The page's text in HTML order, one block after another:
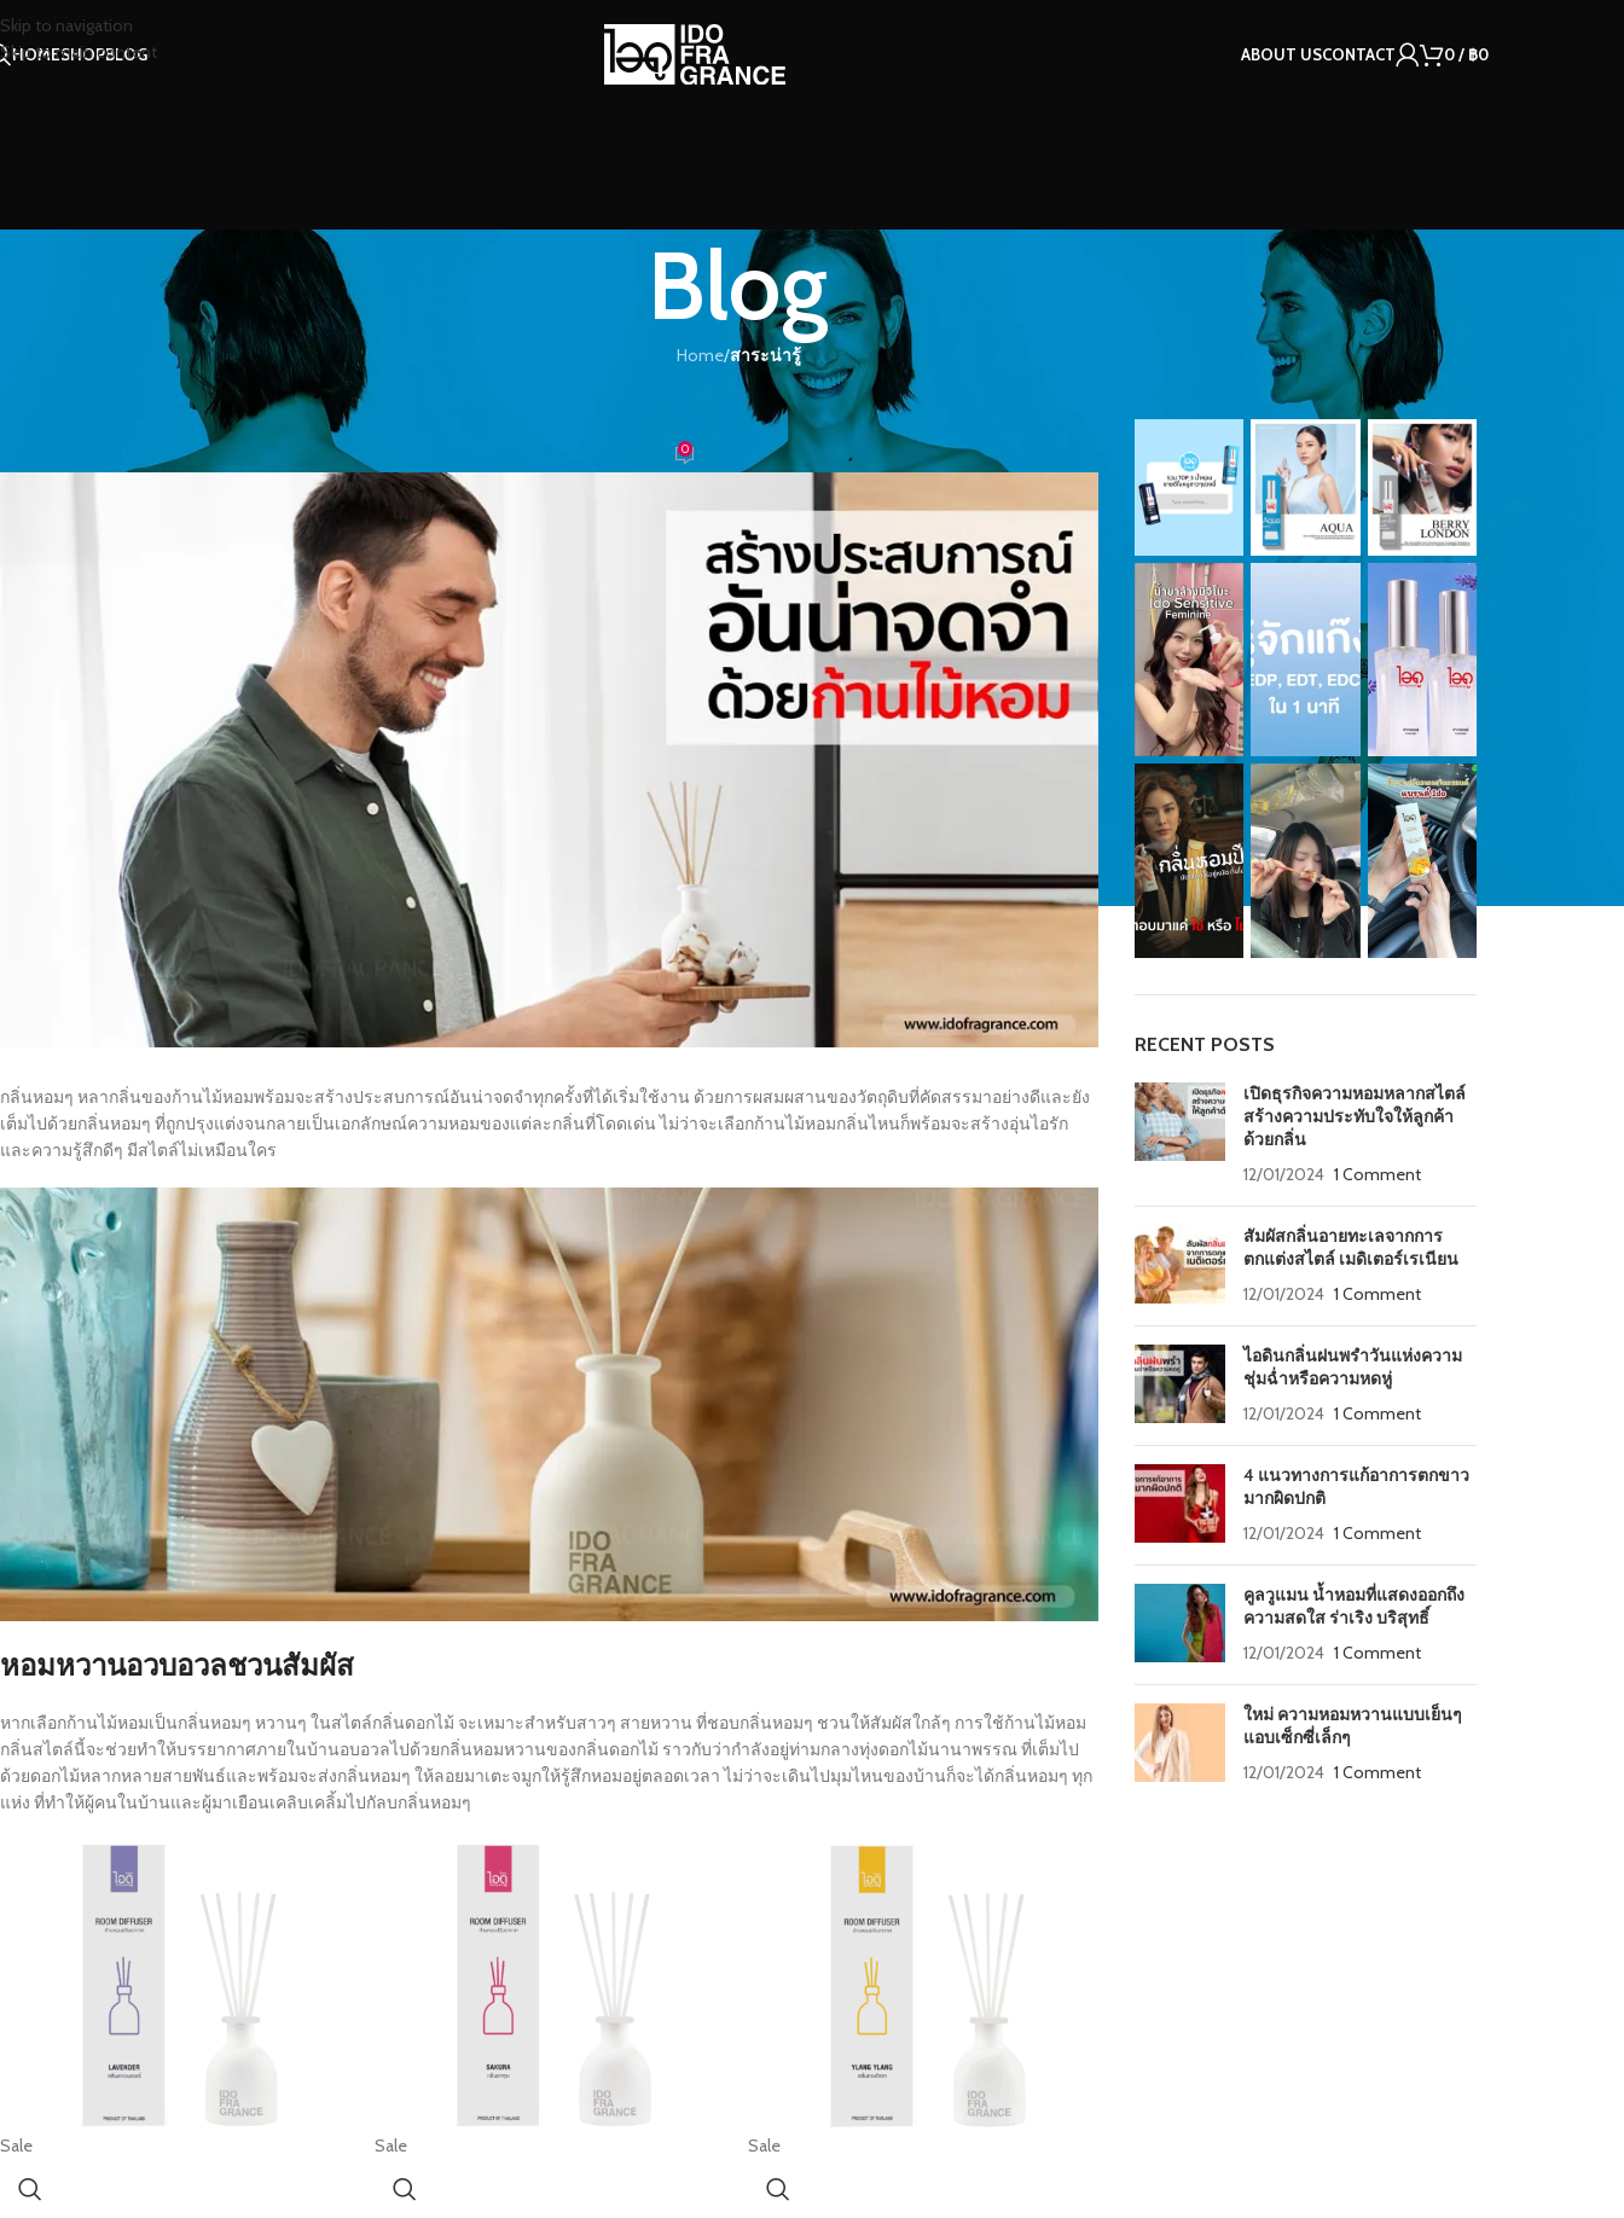
Skip to navigation
Skip to main content
HOMESHOPBLOG ABOUT USCONTACT 0/ ฿0
Blog
Home/สาระน่ารู้
สร้างประสบการณ์อันน่าจดจำด้วยก้านไม้หอม
0
กลิ่นหอมๆ หลากลิ่นของก้านไม้หอมพร้อมจะสร้างประสบการณ์อันน่าจดจำทุกครั้งที่ได้เริ่มใช้งาน ด้วยการผสมผสานของวัตถุดิบที่คัดสรรมาอย่างดีและยัง
เต็มไปด้วยกลิ่นหอมๆ ที่ถูกปรุงแต่งจนกลายเป็นเอกลักษณ์ความหอมของแต่ละกลิ่นที่โดดเด่น ไม่ว่าจะเลือกก้านไม้หอมกลิ่นไหนก็พร้อมจะสร้างอุ่นไอรัก
และความรู้สึกดีๆ มีสไตล์ไม่เหมือนใคร
หอมหวานอวบอวลชวนสัมผัส
หากเลือกก้านไม้หอมเป็นกลิ่นหอมๆ หวานๆ ในสไตล์กลิ่นดอกไม้ จะเหมาะสำหรับสาวๆ สายหวาน ที่ชอบกลิ่นหอมๆ ชวนให้สัมผัสใกล้ๆ การใช้ก้านไม้หอม
กลิ่นสไตล์นี้จะช่วยทำให้บรรยากาศภายในบ้านอบอวลไปด้วยกลิ่นหอมหวานของกลิ่นดอกไม้ ราวกับว่ากำลังอยู่ท่ามกลางทุ่งดอกไม้นานาพรรณ ที่เต็มไป
ด้วยดอกไม้หลากหลายสายพันธ์และพร้อมจะส่งกลิ่นหอมๆ ให้ลอยมาเตะจมูกให้รู้สึกหอมอยู่ตลอดเวลา ไม่ว่าจะเดินไปมุมไหนของบ้านก็จะได้กลิ่นหอมๆ ทุก
แห่ง ที่ทำให้ผู้คนในบ้านและผู้มาเยือนเคลิบเคลิ้มไปกัลบกลิ่นหอมๆ
Sale Sale Sale
OUR INSTAGRAM
RECENT POSTS
เปิดธุรกิจความหอมหลากสไตล์
สร้างความประทับใจให้ลูกค้า
ด้วยกลิ่น
12/01/2024 1 Comment
สัมผัสกลิ่นอายทะเลจากการ
ตกแต่งสไตล์ เมดิเตอร์เรเนียน
12/01/2024 1 Comment
ไอดินกลิ่นฝนพรำวันแห่งความ
ชุ่มฉ่ำหรือความหดหู่
12/01/2024 1 Comment
4 แนวทางการแก้อาการตกขาว
มากผิดปกติ
12/01/2024 1 Comment
คูลวูแมน น้ำหอมที่แสดงออกถึง
ความสดใส ร่าเริง บริสุทธิ์
12/01/2024 1 Comment
ใหม่ ความหอมหวานแบบเย็นๆ
แอบเซ็กซี่เล็กๆ
12/01/2024 1 Comment